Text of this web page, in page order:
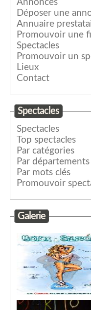
Annonces
Déposer une
Annuaire
Promouvoir une
Spectacles
Promouvoir un
Lieux
Contact
Spectacles
Spectacles
Top spectacles
Par catégories
Par départements
Par mots clés
Promouvoir
Galerie